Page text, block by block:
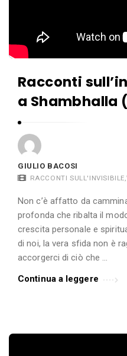
Racconti
a Shambhalla
GIULIO BACOSI
RACCONTI SULL'INVISIBILE,
Non c’è affatto da
profonda che ribalta il
crescita personale e
di noi, la vera sfida non è
accorgerci di ciò che …
Continua a leggere